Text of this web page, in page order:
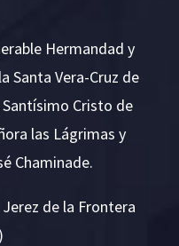
Hermandad y
Santa Vera-Cruz de
Cristo de
las Lágrimas y
Chaminade.
Jerez de la Frontera